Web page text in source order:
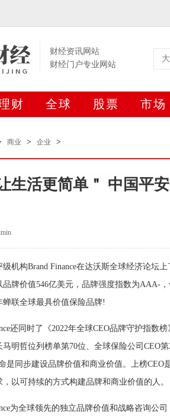
财经资讯网站
财经门户专业网站
财 全球 股票 市场
商业 > 企业 >
生活更简单＂ 中国平
机构Brand Finance在达沃斯全球经济论坛
品牌价值546亿美元，品牌强度指数为AAA-
联全球最具价值保险品牌!
还同时了《2022年全球CEO品牌守护指数榜
明哲位列榜单第70位、全球保险公司CEO
是同步建设品牌价值和商业价值。上榜
以可持续的方式构建品牌和商业价值的人。
为全球领先的独立品牌价值和战略咨询公司